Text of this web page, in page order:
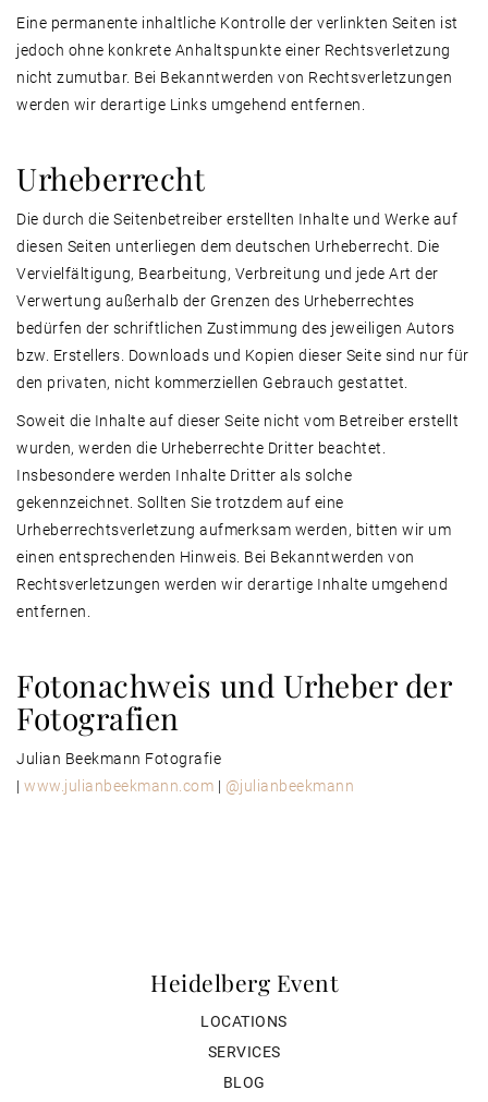
Eine permanente inhaltliche Kontrolle der verlinkten Seiten ist
jedoch ohne konkrete Anhaltspunkte einer Rechtsverletzung
nicht zumutbar. Bei Bekanntwerden von Rechtsverletzungen
werden wir derartige Links umgehend entfernen.
Urheberrecht
Die durch die Seitenbetreiber erstellten Inhalte und Werke auf
diesen Seiten unterliegen dem deutschen Urheberrecht. Die
Vervielfältigung, Bearbeitung, Verbreitung und jede Art der
Verwertung außerhalb der Grenzen des Urheberrechtes
bedürfen der schriftlichen Zustimmung des jeweiligen Autors
bzw. Erstellers. Downloads und Kopien dieser Seite sind nur für
den privaten, nicht kommerziellen Gebrauch gestattet.
Soweit die Inhalte auf dieser Seite nicht vom Betreiber erstellt
wurden, werden die Urheberrechte Dritter beachtet.
Insbesondere werden Inhalte Dritter als solche
gekennzeichnet. Sollten Sie trotzdem auf eine
Urheberrechtsverletzung aufmerksam werden, bitten wir um
einen entsprechenden Hinweis. Bei Bekanntwerden von
Rechtsverletzungen werden wir derartige Inhalte umgehend
entfernen.
Fotonachweis und Urheber der
Fotografien
Julian Beekmann Fotografie
| www.julianbeekmann.com | @julianbeekmann
Heidelberg Event
LOCATIONS
SERVICES
BLOG